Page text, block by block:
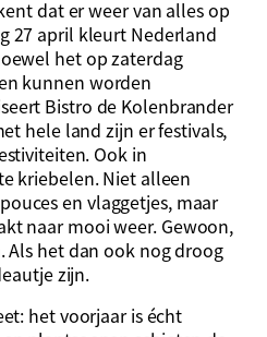
dat er weer van alles op
27 april kleurt Nederland
het op zaterdag
kunnen worden
Bistro de Kolenbrander
hele land zijn er festivals,
Ook in
kriebelen. Niet alleen
en vlaggetjes, maar
naar mooi weer. Gewoon,
Als het dan ook nog droog
zijn.
het voorjaar is écht